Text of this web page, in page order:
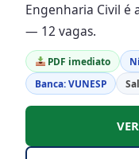
Engenharia Civil é
— 12 vagas.
PDF imediato
Banca: VUNESP